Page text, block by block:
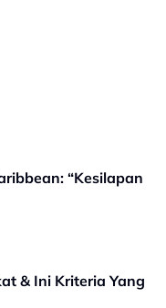
“Kesilapan
& Ini Kriteria Yang